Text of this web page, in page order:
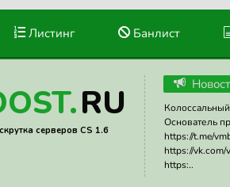
Листинг Банлист
RU
серверов CS 1.6
Основатель
https://t.me/
https://vk.com/
https:..